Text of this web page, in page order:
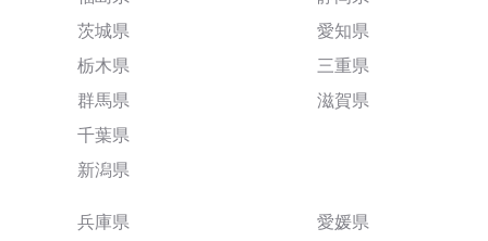
茨城県
栃木県
群馬県
千葉県
新潟県
愛知県
三重県
滋賀県
兵庫県
愛媛県